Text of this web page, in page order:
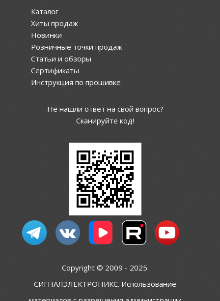
Каталог
Хиты продаж
Новинки
Розничные точки продаж
Статьи и обзоры
Сертификаты
Инструкция по прошивке
Не нашли ответ на свой вопрос?
Сканируйте код!
Copyright © 2009 - 2025.
СИГНАЛЭЛЕКТРОНИКС. Использование